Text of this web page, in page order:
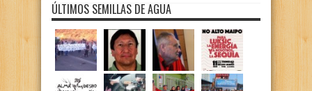
ÚLTIMOS SEMILLAS DE AGUA